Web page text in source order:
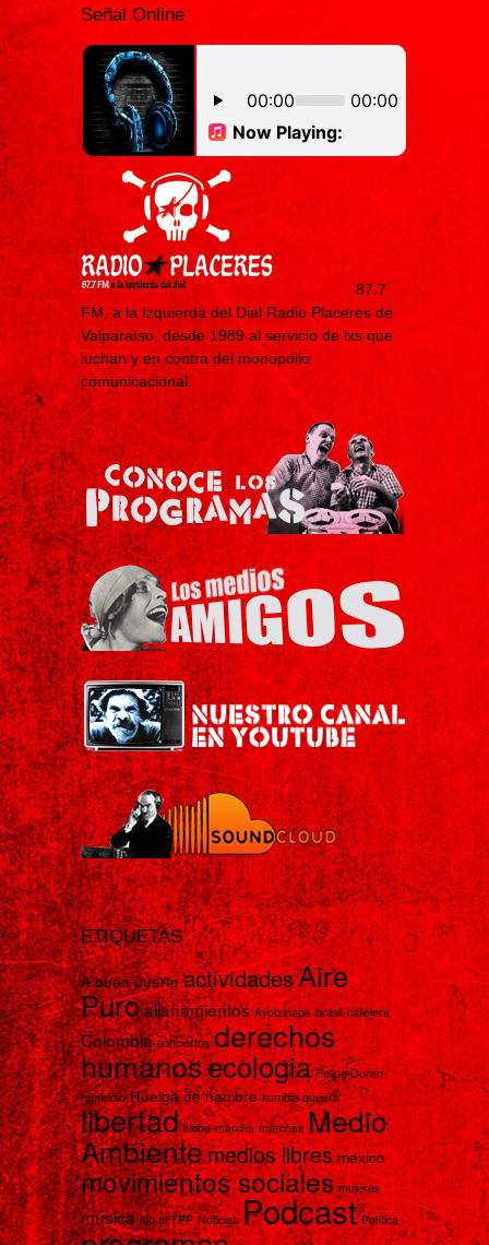
Señal Online
87.7
FM, a la Izquierda del Dial Radio Placeres de
Valparaíso, desde 1989 al servicio de lxs que
luchan y en contra del monopolio
comunicacional.
ETIQUETAS
A buen puerto actividadesAire
Puroallanamientos Ayotzinapa brasil callejera
Colombia conciertos derechos
humanosecologia Felipe Duran
femicidio Huelga de hambre kumbia queers
libertad lucha marcha marchas Medio
Ambientemedios libres mexico
movimientos sociales mujeres
música No al TPP Noticias Podcast Política